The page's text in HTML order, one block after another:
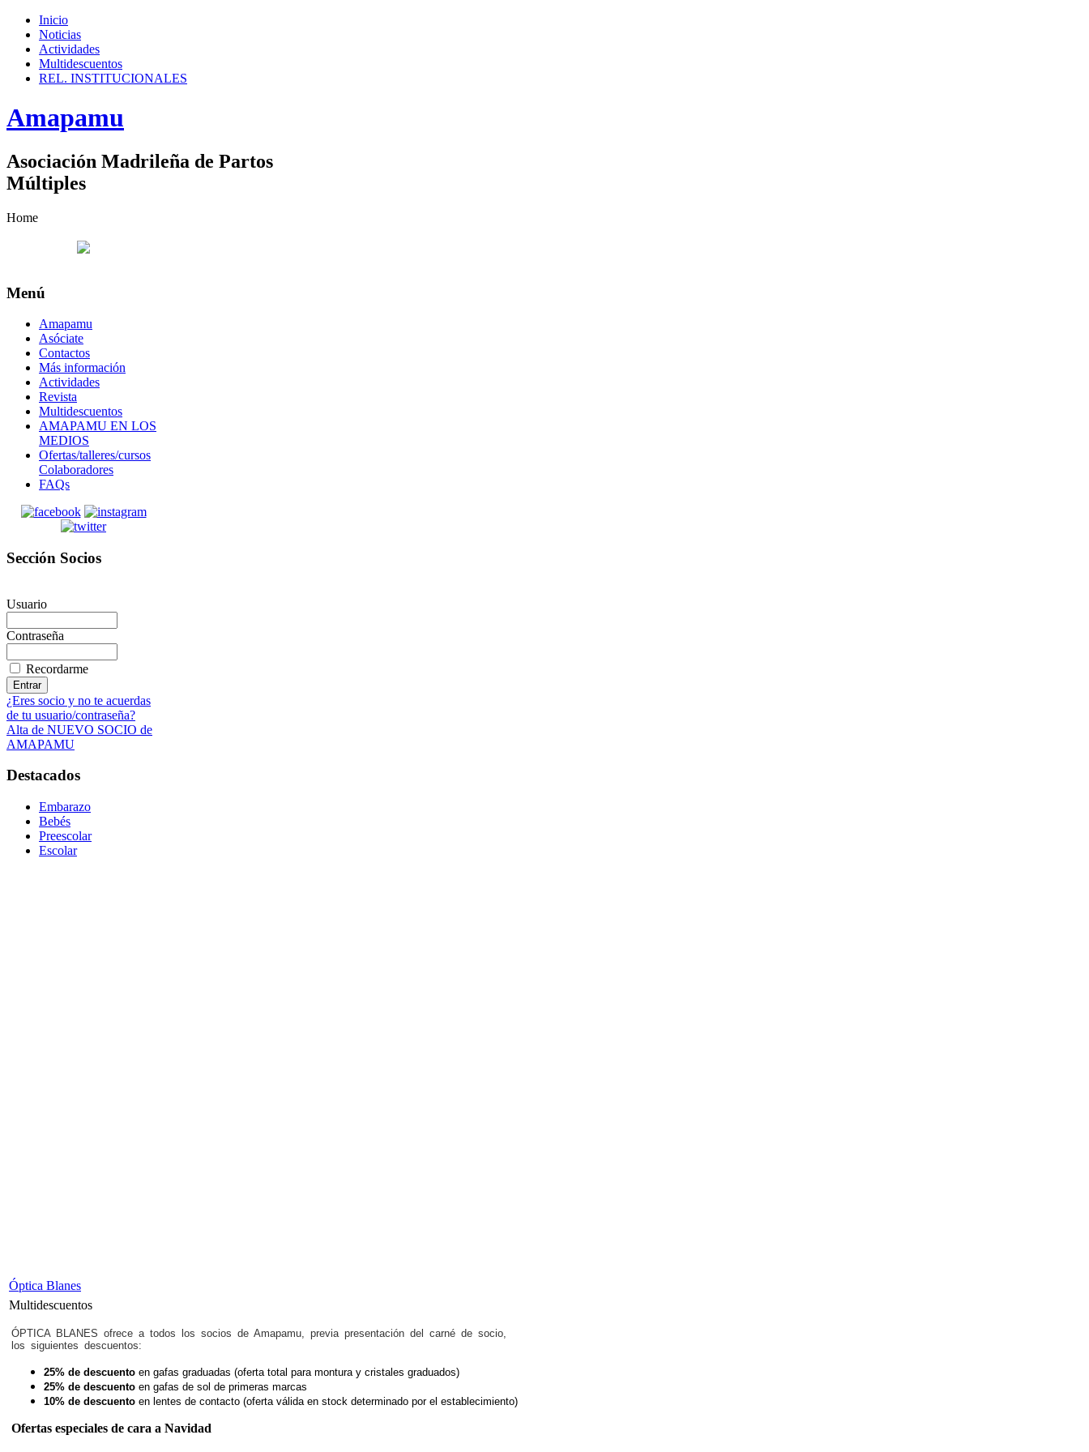
Inicio
Noticias
Actividades
Multidescuentos
REL. INSTITUCIONALES
Amapamu
Asociación Madrileña de Partos
Múltiples
Home
Menú
Amapamu
Asóciate
Contactos
Más información
Actividades
Revista
Multidescuentos
AMAPAMU EN LOS
MEDIOS
Ofertas/talleres/cursos
Colaboradores
FAQs
Sección Socios
Usuario
Contraseña
Recordarme
¿Eres socio y no te acuerdas
de tu usuario/contraseña?
Alta de NUEVO SOCIO de
AMAPAMU
Destacados
Embarazo
Bebés
Preescolar
Escolar
Óptica Blanes
Multidescuentos
ÓPTICA BLANES ofrece a todos los socios de Amapamu, previa presentación del carné de socio,
los siguientes descuentos:
25% de descuento en gafas graduadas (oferta total para montura y cristales graduados)
25% de descuento en gafas de sol de primeras marcas
10% de descuento en lentes de contacto (oferta válida en stock determinado por el establecimiento)
Ofertas especiales de cara a Navidad